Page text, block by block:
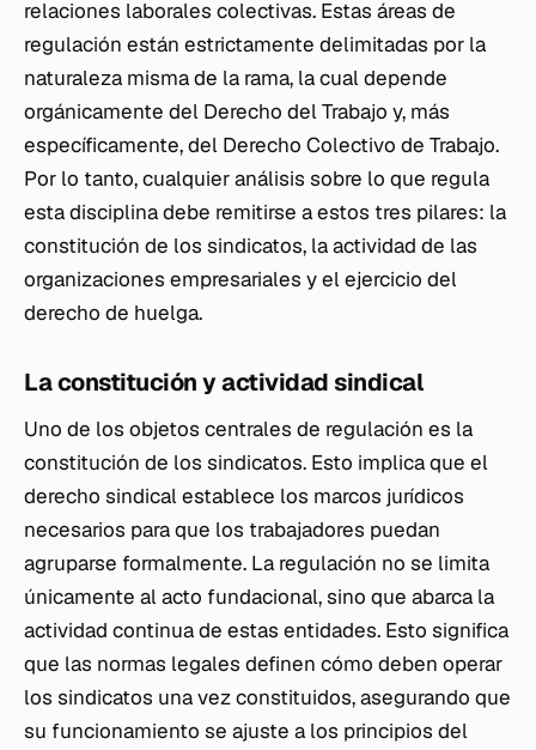
relaciones laborales colectivas. Estas áreas de
regulación están estrictamente delimitadas por la
naturaleza misma de la rama, la cual depende
orgánicamente del Derecho del Trabajo y, más
específicamente, del Derecho Colectivo de Trabajo.
Por lo tanto, cualquier análisis sobre lo que regula
esta disciplina debe remitirse a estos tres pilares: la
constitución de los sindicatos, la actividad de las
organizaciones empresariales y el ejercicio del
derecho de huelga.
La constitución y actividad sindical
Uno de los objetos centrales de regulación es la
constitución de los sindicatos. Esto implica que el
derecho sindical establece los marcos jurídicos
necesarios para que los trabajadores puedan
agruparse formalmente. La regulación no se limita
únicamente al acto fundacional, sino que abarca la
actividad continua de estas entidades. Esto significa
que las normas legales definen cómo deben operar
los sindicatos una vez constituidos, asegurando que
su funcionamiento se ajuste a los principios del